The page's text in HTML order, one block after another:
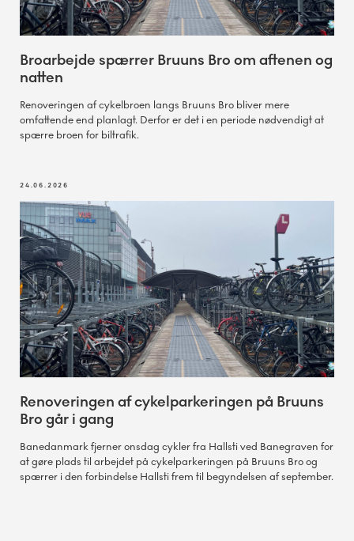
Broarbejde spærrer Bruuns Bro om aftenen og
natten
Renoveringen af cykelbroen langs Bruuns Bro bliver mere
omfattende end planlagt. Derfor er det i en periode nødvendigt at
spærre broen for biltrafik.
24.06.2026
Renoveringen af cykelparkeringen på Bruuns
Bro går i gang
Banedanmark fjerner onsdag cykler fra Hallsti ved Banegraven for
at gøre plads til arbejdet på cykelparkeringen på Bruuns Bro og
spærrer i den forbindelse Hallsti frem til begyndelsen af september.